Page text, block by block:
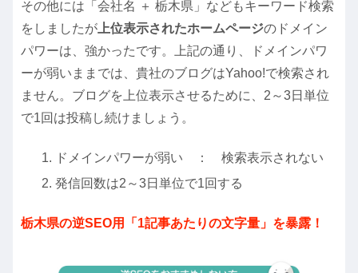
その他には「会社名 ＋ 栃木県」などもキーワード検索
をしましたが 上位表示されたホームページのドメイン
パワーは、強かったです。上記の通り、ドメインパワ
ーが弱いままでは、貴社のブログはYahoo!で検索され
ません。ブログを上位表示させるために、2～3日単位
で1回は投稿し続けましょう。
ドメインパワーが弱い ： 検索表示されない
発信回数は2～3日単位で1回する
栃木県の逆SEO用「1記事あたりの文字量」を暴露！